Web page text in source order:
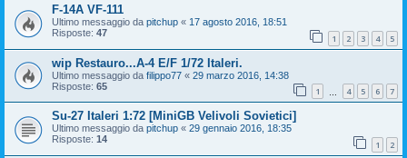
F-14A VF-111
Ultimo messaggio da pitchup « 17 agosto 2016, 18:51
Risposte: 47 1 2 3 4 5
wip Restauro...A-4 E/F 1/72 Italeri.
Ultimo messaggio da filippo77 « 29 marzo 2016, 14:38
Risposte: 65 1 4 5 6 7
Su-27 Italeri 1:72 [MiniGB Velivoli Sovietici]
Ultimo messaggio da pitchup « 29 gennaio 2016, 18:35
Risposte: 14 1 2